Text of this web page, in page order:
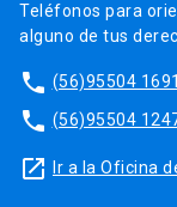
Teléfonos para
alguno de tus
phone (56)95504 1691
phone (56)95504
launch Ir a la Oficina